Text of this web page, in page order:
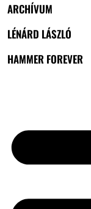
ARCHÍVUM
LÉNÁRD LÁSZLÓ
HAMMER FOREVER